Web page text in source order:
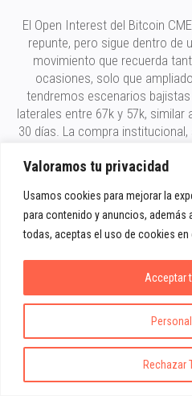
Valoramos tu privacidad
Usamos cookies para mejorar la
para contenido y anuncios, además
todas, aceptas el uso de cookies en
Rechazar
Acceptar
El Open Interest del Bitcoin
repunte, pero sigue dentro de
movimiento que recuerda
ocasiones, solo que
tendremos escenarios
laterales entre 67k y 57k,
30 días. La compra
Aquí podemos ver los flujos de
claramente, el ligero alivio de
situación general, al